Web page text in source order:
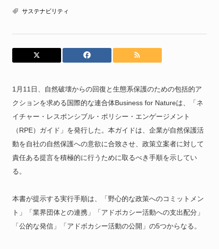
サステナビリティ
1月11日、自然破壊からの回復と生態系保護のための包括的ア
クションを求める国際的な連合体Business for Natureは、「ネ
イチャー・レスポンシブル・ポリシー・エンゲージメント
（RPE）ガイド」を発行した。本ガイドは、企業が自然保護活
動を自社の自然保護への意欲に合致させ、政策立案者に対して
責任ある提言を積極的に行うために取るべき手順を示してい
る。
本書が提示する実行手順は、「野心的な政策へのコミットメン
ト」「業界団体との連携」「アドボカシー活動への支出配分」
「公的な発信」「アドボカシー活動の公開」の5つからなる。